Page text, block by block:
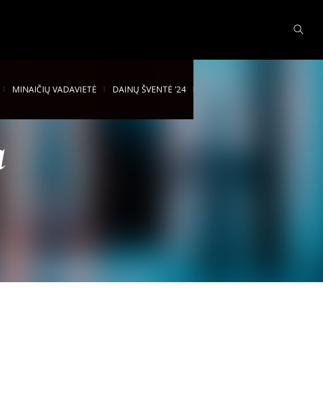
MINAIČIŲ VADAVIETĖ DAINŲ ŠVENTĖ ’24